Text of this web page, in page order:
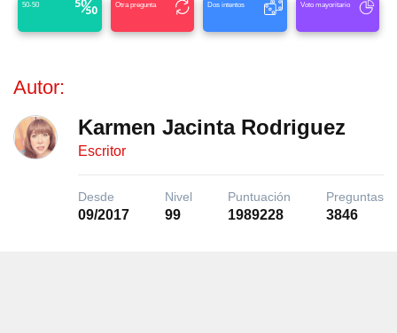
50-50 Otra pregunta Dos intentos Voto mayoritario
Autor:
Karmen Jacinta Rodriguez
Escritor
Desde
09/2017
Nivel
99
Puntuación
1989228
Preguntas
3846